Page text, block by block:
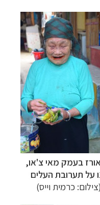
בעמק מאי צ'או,
על תערובת העלים
(צילום: כרמית וייס)